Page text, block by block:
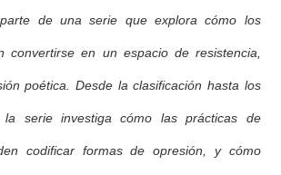
de una serie que explora cómo los
convertirse en un espacio de resistencia,
poética. Desde la clasificación hasta los
la serie investiga cómo las prácticas de
codificar formas de opresión, y cómo